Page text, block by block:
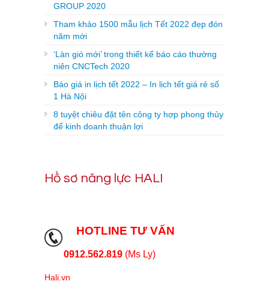
GROUP 2020
Tham khảo 1500 mẫu lịch Tết 2022 đẹp đón
năm mới
‘Làn gió mới’ trong thiết kế báo cáo thường
niên CNCTech 2020
Báo giá in lịch tết 2022 – In lịch tết giá rẻ số
1 Hà Nội
8 tuyệt chiêu đặt tên công ty hợp phong thủy
để kinh doanh thuận lợi
Hồ sơ năng lực HALI
HOTLINE TƯ VẤN
0912.562.819 (Ms Ly)
Hali.vn